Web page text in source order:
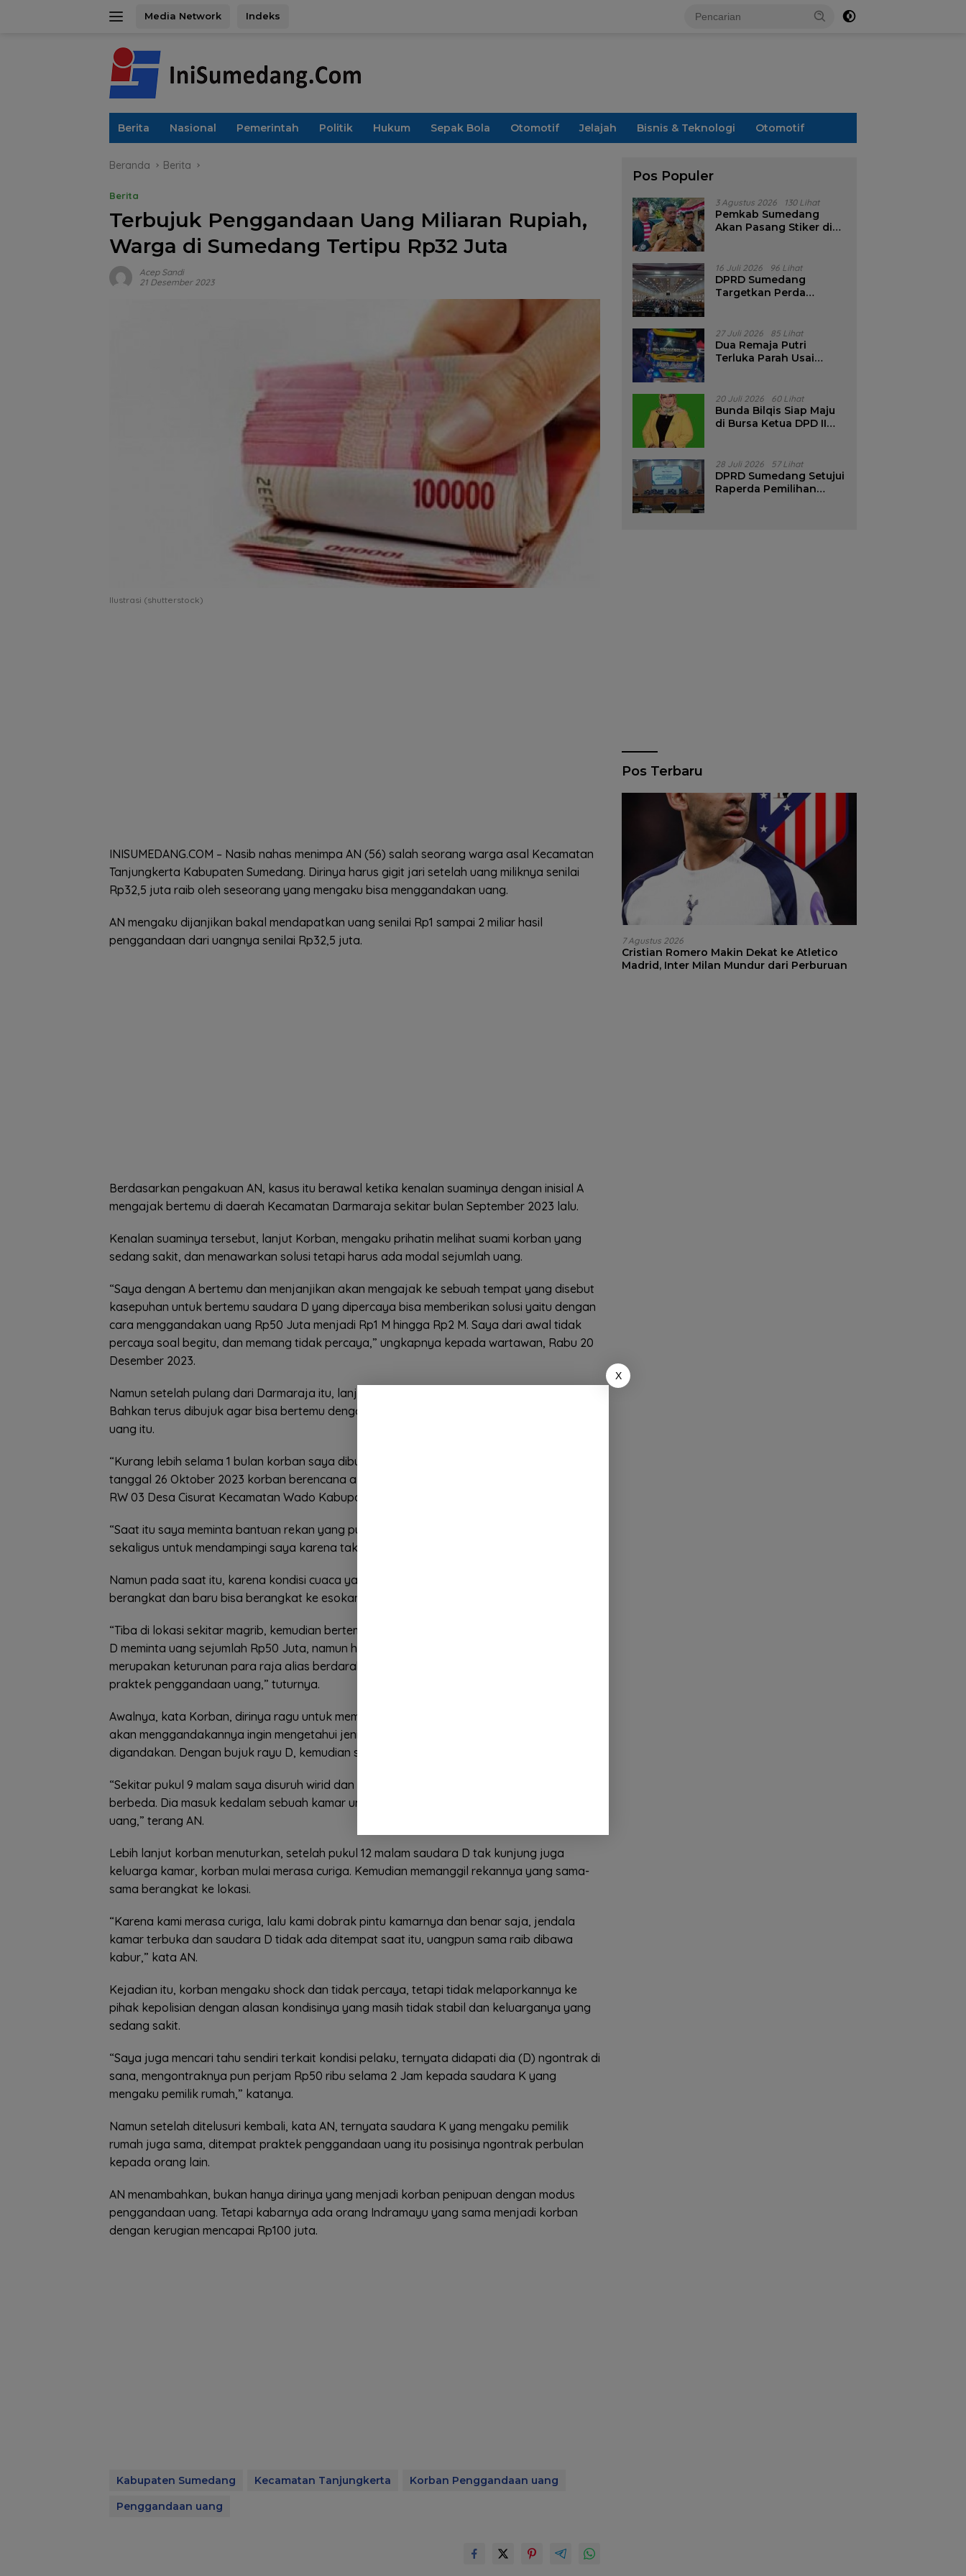
Media Network Indeks
Berita Nasional Pemerintah Politik Hukum Sepak Bola Otomotif Jelajah Bisnis & Teknologi Otomotif
Beranda Berita
Berita
Terbujuk Penggandaan Uang Miliaran Rupiah,
Warga di Sumedang Tertipu Rp32 Juta
Acep Sandi
21 Desember 2023
Ilustrasi (shutterstock)
INISUMEDANG.COM – Nasib nahas menimpa AN (56) salah seorang warga asal Kecamatan
Tanjungkerta Kabupaten Sumedang. Dirinya harus gigit jari setelah uang miliknya senilai
Rp32,5 juta raib oleh seseorang yang mengaku bisa menggandakan uang.
AN mengaku dijanjikan bakal mendapatkan uang senilai Rp1 sampai 2 miliar hasil
penggandaan dari uangnya senilai Rp32,5 juta.
Berdasarkan pengakuan AN, kasus itu berawal ketika kenalan suaminya dengan inisial A
mengajak bertemu di daerah Kecamatan Darmaraja sekitar bulan September 2023 lalu.
Kenalan suaminya tersebut, lanjut Korban, mengaku prihatin melihat suami korban yang
sedang sakit, dan menawarkan solusi tetapi harus ada modal sejumlah uang.
“Saya dengan A bertemu dan menjanjikan akan mengajak ke sebuah tempat yang disebut
kasepuhan untuk bertemu saudara D yang dipercaya bisa memberikan solusi yaitu dengan
cara menggandakan uang Rp50 Juta menjadi Rp1 M hingga Rp2 M. Saya dari awal tidak
percaya soal begitu, dan memang tidak percaya,” ungkapnya kepada wartawan, Rabu 20
Desember 2023.
Namun setelah pulang dari Darmaraja itu, lanjut korban, dirinya terus dihubungi oleh A.
Bahkan terus dibujuk agar bisa bertemu dengan D yang dipercaya bisa menggandakan
uang itu.
“Kurang lebih selama 1 bulan korban saya dibujuk oleh A, hingga pada akhirnya, pada
tanggal 26 Oktober 2023 korban berencana akan menemui D di Dusun Sukamanah RT 05
RW 03 Desa Cisurat Kecamatan Wado Kabupaten Sumedang,” ungkapnya.
“Saat itu saya meminta bantuan rekan yang punya mobil untuk berangkat kesana
sekaligus untuk mendampingi saya karena takut terjadi apa-apa,” katanya.
Namun pada saat itu, karena kondisi cuaca yang tidak memungkinkan, korban tidak jadi
berangkat dan baru bisa berangkat ke esokan harinya bersama rekannya itu.
“Tiba di lokasi sekitar magrib, kemudian bertemu dan ngobrol dengan saudara D. Awalnya
D meminta uang sejumlah Rp50 Juta, namun hanya ada Rp32,5 Juta. Dengan dalih korban
merupakan keturunan para raja alias berdarah biru, maka diperbolehkan untuk bisa
praktek penggandaan uang,” tuturnya.
Awalnya, kata Korban, dirinya ragu untuk memberikan uang. Namun D beralasan yang
akan menggandakannya ingin mengetahui jenis dan bentuk uangnya seperti apa, baru bisa
digandakan. Dengan bujuk rayu D, kemudian saya percaya dan menyerahkan uangnya.
“Sekitar pukul 9 malam saya disuruh wirid dan saudara D juga wirid di ruangan yang
berbeda. Dia masuk kedalam sebuah kamar untuk melaksanakan ritual penggandaan
uang,” terang AN.
Lebih lanjut korban menuturkan, setelah pukul 12 malam saudara D tak kunjung juga
keluarga kamar, korban mulai merasa curiga. Kemudian memanggil rekannya yang sama-
sama berangkat ke lokasi.
“Karena kami merasa curiga, lalu kami dobrak pintu kamarnya dan benar saja, jendala
kamar terbuka dan saudara D tidak ada ditempat saat itu, uangpun sama raib dibawa
kabur,” kata AN.
Kejadian itu, korban mengaku shock dan tidak percaya, tetapi tidak melaporkannya ke
pihak kepolisian dengan alasan kondisinya yang masih tidak stabil dan keluarganya yang
sedang sakit.
“Saya juga mencari tahu sendiri terkait kondisi pelaku, ternyata didapati dia (D) ngontrak di
sana, mengontraknya pun perjam Rp50 ribu selama 2 Jam kepada saudara K yang
mengaku pemilik rumah,” katanya.
Namun setelah ditelusuri kembali, kata AN, ternyata saudara K yang mengaku pemilik
rumah juga sama, ditempat praktek penggandaan uang itu posisinya ngontrak perbulan
kepada orang lain.
AN menambahkan, bukan hanya dirinya yang menjadi korban penipuan dengan modus
penggandaan uang. Tetapi kabarnya ada orang Indramayu yang sama menjadi korban
dengan kerugian mencapai Rp100 juta.
Kabupaten Sumedang Kecamatan Tanjungkerta
Korban Penggandaan uang
Penggandaan uang
Pos Populer
3 Agustus 2026 130 Lihat
Pemkab Sumedang
Akan Pasang Stiker di
16 Juli 2026 96 Lihat
DPRD Sumedang
Targetkan Perda
Pencalonan Diperjelas
27 Juli 2026 85 Lihat
Dua Remaja Putri
Terluka Parah Usai
Tanjungsari Sumedang
20 Juli 2026 60 Lihat
Bunda Bilqis Siap Maju
di Bursa Ketua DPD II
28 Juli 2026 57 Lihat
DPRD Sumedang Setujui
Raperda Pemilihan
Pos Terbaru
7 Agustus 2026
Cristian Romero Makin Dekat ke Atletico
Madrid, Inter Milan Mundur dari Perburuan
X